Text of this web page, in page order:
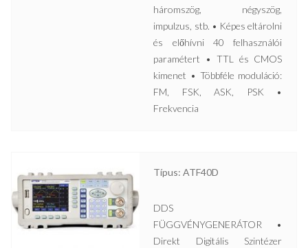
háromszög, négyszög,
impulzus, stb. • Képes eltárolni
és előhívni 40 felhasználói
paramétert • TTL és CMOS
kimenet • Többféle moduláció:
FM, FSK, ASK, PSK •
Frekvencia
Típus: ATF40D
DDS
FÜGGVÉNYGENERÁTOR •
Direkt Digitális Szintézer